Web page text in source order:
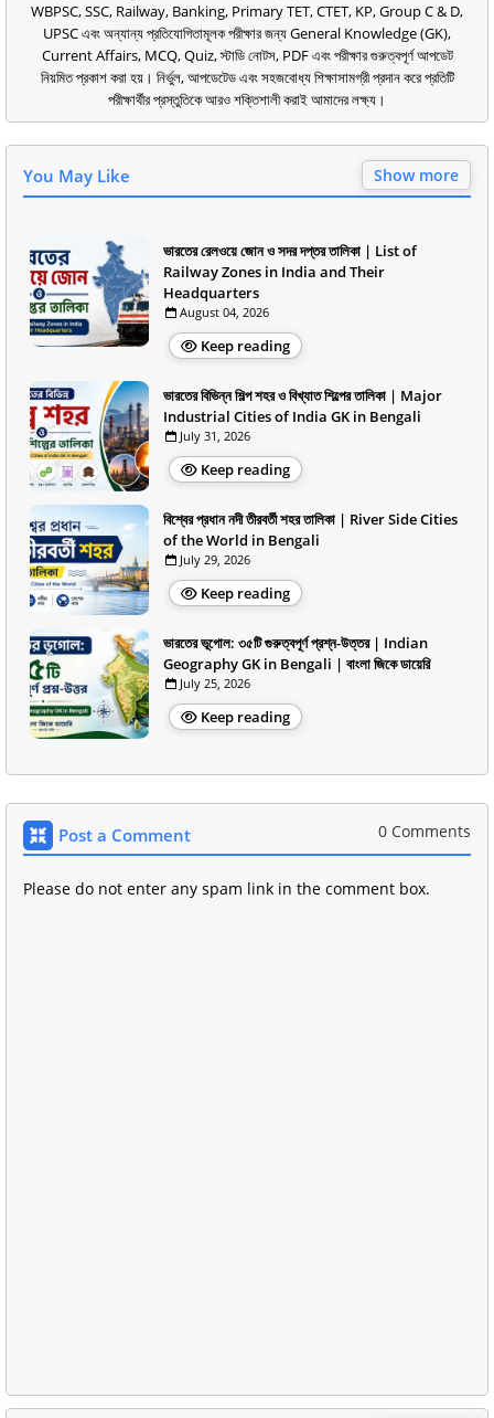
WBPSC, SSC, Railway, Banking, Primary TET, CTET, KP, Group C & D,
UPSC এবং অন্যান্য প্রতিযোগিতামূলক পরীক্ষার জন্য General Knowledge (GK),
Current Affairs, MCQ, Quiz, স্টাডি নোটস, PDF এবং পরীক্ষার গুরুত্বপূর্ণ আপডেট
নিয়মিত প্রকাশ করা হয়। নির্ভুল, আপডেটেড এবং সহজবোধ্য শিক্ষাসামগ্রী প্রদান করে প্রতিটি
পরীক্ষার্থীর প্রস্তুতিকে আরও শক্তিশালী করাই আমাদের লক্ষ্য।
You May Like Show more
ভারতের রেলওয়ে জোন ও সদর দপ্তর তালিকা | List of
Railway Zones in India and Their
Headquarters
August 04, 2026
Keep reading
ভারতের বিভিন্ন শিল্প শহর ও বিখ্যাত শিল্পের তালিকা | Major
Industrial Cities of India GK in Bengali
July 31, 2026
Keep reading
বিশ্বের প্রধান নদী তীরবর্তী শহর তালিকা | River Side Cities
of the World in Bengali
July 29, 2026
Keep reading
ভারতের ভূগোল: ৩৫টি গুরুত্বপূর্ণ প্রশ্ন-উত্তর | Indian
Geography GK in Bengali | বাংলা জিকে ডায়েরি
July 25, 2026
Keep reading
Post a Comment 0 Comments
Please do not enter any spam link in the comment box.